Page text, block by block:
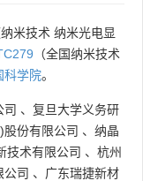
米技术 纳米光电显
（全国纳米技术
科学院。
司 、 复旦大学义务研
份有限公司 、 纳晶
技术有限公司 、 杭州
公司 、 广东瑞捷新材